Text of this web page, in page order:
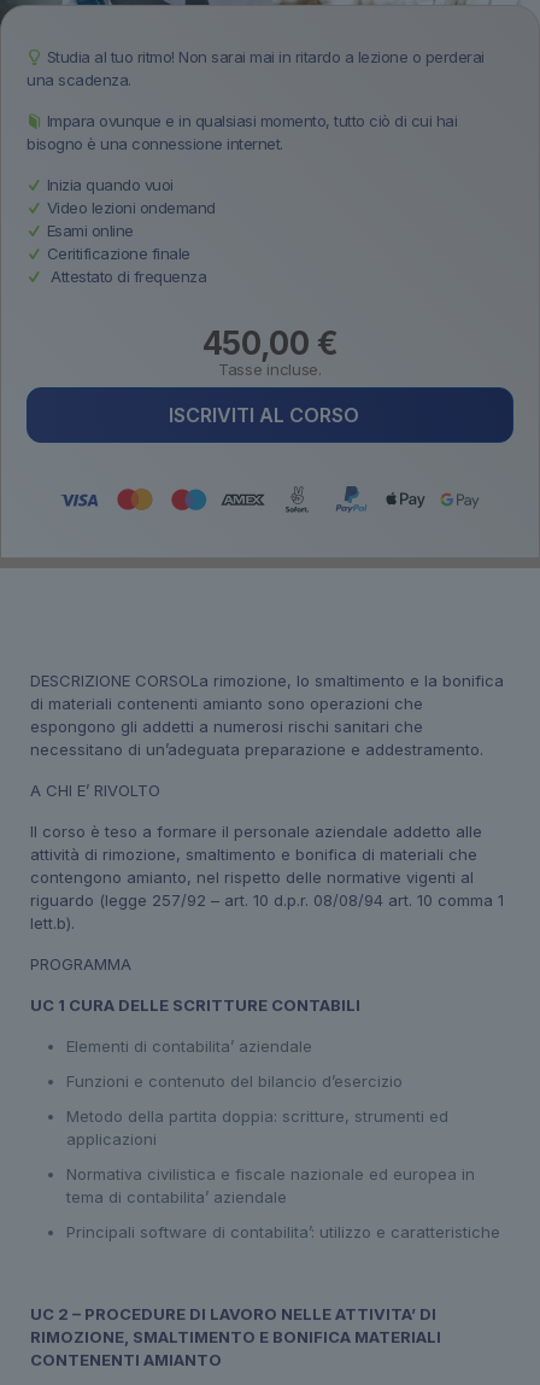
Studia al tuo ritmo! Non sarai mai in ritardo a lezione o perderai
una scadenza.
Impara ovunque e in qualsiasi momento, tutto ciò di cui hai
bisogno è una connessione internet.
Inizia quando vuoi
Video lezioni ondemand
Esami online
Ceritificazione finale
Attestato di frequenza
450,00 €
Tasse incluse.
ISCRIVITI AL CORSO
DESCRIZIONE CORSOLa rimozione, lo smaltimento e la bonifica
di materiali contenenti amianto sono operazioni che
espongono gli addetti a numerosi rischi sanitari che
necessitano di un’adeguata preparazione e addestramento.
A CHI E’ RIVOLTO
Il corso è teso a formare il personale aziendale addetto alle
attività di rimozione, smaltimento e bonifica di materiali che
contengono amianto, nel rispetto delle normative vigenti al
riguardo (legge 257/92 – art. 10 d.p.r. 08/08/94 art. 10 comma 1
lett.b).
PROGRAMMA
UC 1 CURA DELLE SCRITTURE CONTABILI
Elementi di contabilita’ aziendale
Funzioni e contenuto del bilancio d’esercizio
Metodo della partita doppia: scritture, strumenti ed
applicazioni
Normativa civilistica e fiscale nazionale ed europea in
tema di contabilita’ aziendale
Principali software di contabilita’: utilizzo e caratteristiche
UC 2 – PROCEDURE DI LAVORO NELLE ATTIVITA’ DI
RIMOZIONE, SMALTIMENTO E BONIFICA MATERIALI
CONTENENTI AMIANTO